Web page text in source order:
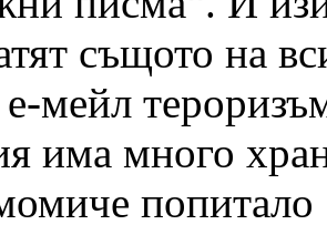
същото на
е-мейл
има много